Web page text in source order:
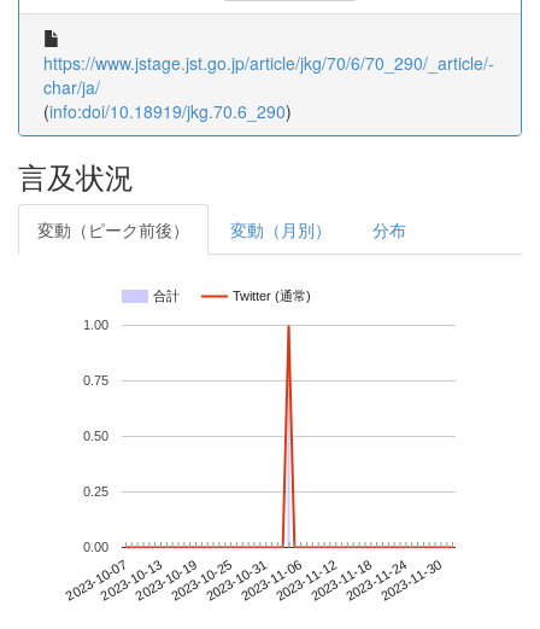
https://www.jstage.jst.go.jp/article/jkg/70/6/70_290/_article/-
char/ja/
(info:doi/10.18919/jkg.70.6_290)
言及状況
変動（ピーク前後） 変動（月別） 分布
合計 Twitter (通常)
2023-10-072023-10-132023-10-192023-10-252023-10-312023-11-062023-11-122023-11-182023-11-242023-11-30
0.00
0.25
0.50
0.75
1.00